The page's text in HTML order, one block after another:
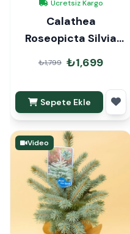
Ücretsiz Kargo
Calathea
Roseopicta Silvia
Dua Çiçeği
₺1,799 ₺1,699
Sepete Ekle
Video